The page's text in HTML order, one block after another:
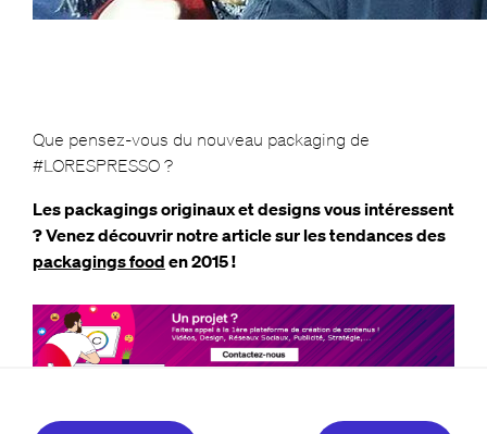
Que pensez-vous du nouveau packaging de
#LORESPRESSO ?
Les packagings originaux et designs vous intéressent
? Venez découvrir notre article sur les tendances des
packagings food en 2015 !